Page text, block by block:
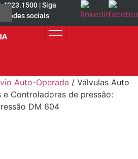
4223.1500 | Siga
redes sociais
Auto-Operada / Válvulas Auto
e Controladoras de pressão:
DM 604